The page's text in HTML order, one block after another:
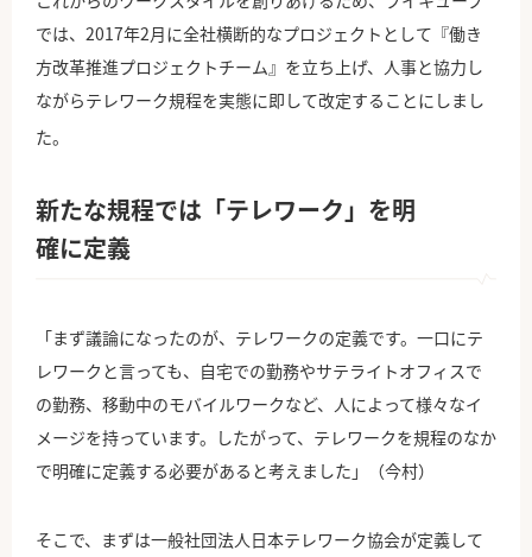
では、2017年2月に全社横断的なプロジェクトとして『働き
方改革推進プロジェクトチーム』を立ち上げ、人事と協力し
ながらテレワーク規程を実態に即して改定することにしまし
た。
新たな規程では「テレワーク」を明
確に定義
「まず議論になったのが、テレワークの定義です。一口にテ
レワークと言っても、自宅での勤務やサテライトオフィスで
の勤務、移動中のモバイルワークなど、人によって様々なイ
メージを持っています。したがって、テレワークを規程のなか
で明確に定義する必要があると考えました」（今村）
そこで、まずは一般社団法人日本テレワーク協会が定義して